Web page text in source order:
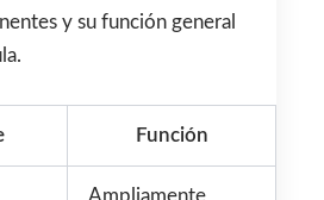
y su función general
Función
Ampliamente